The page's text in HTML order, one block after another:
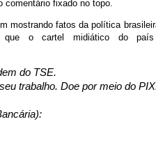
fixado no topo.
mostrando fatos da política
o cartel midiático do
do TSE.
trabalho. Doe por meio do